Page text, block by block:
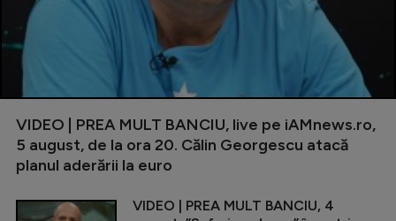
VIDEO | PREA MULT BANCIU, live pe iAMnews.ro,
5 august, de la ora 20. Călin Georgescu atacă
planul aderării la euro
VIDEO | PREA MULT BANCIU, 4